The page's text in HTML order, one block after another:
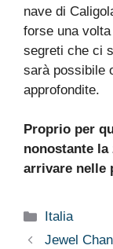
nave di
forse una
segreti che ci
sarà possibile
approfondite.
Proprio per
nonostante
arrivare nelle
Categorie
Italia
Jewel